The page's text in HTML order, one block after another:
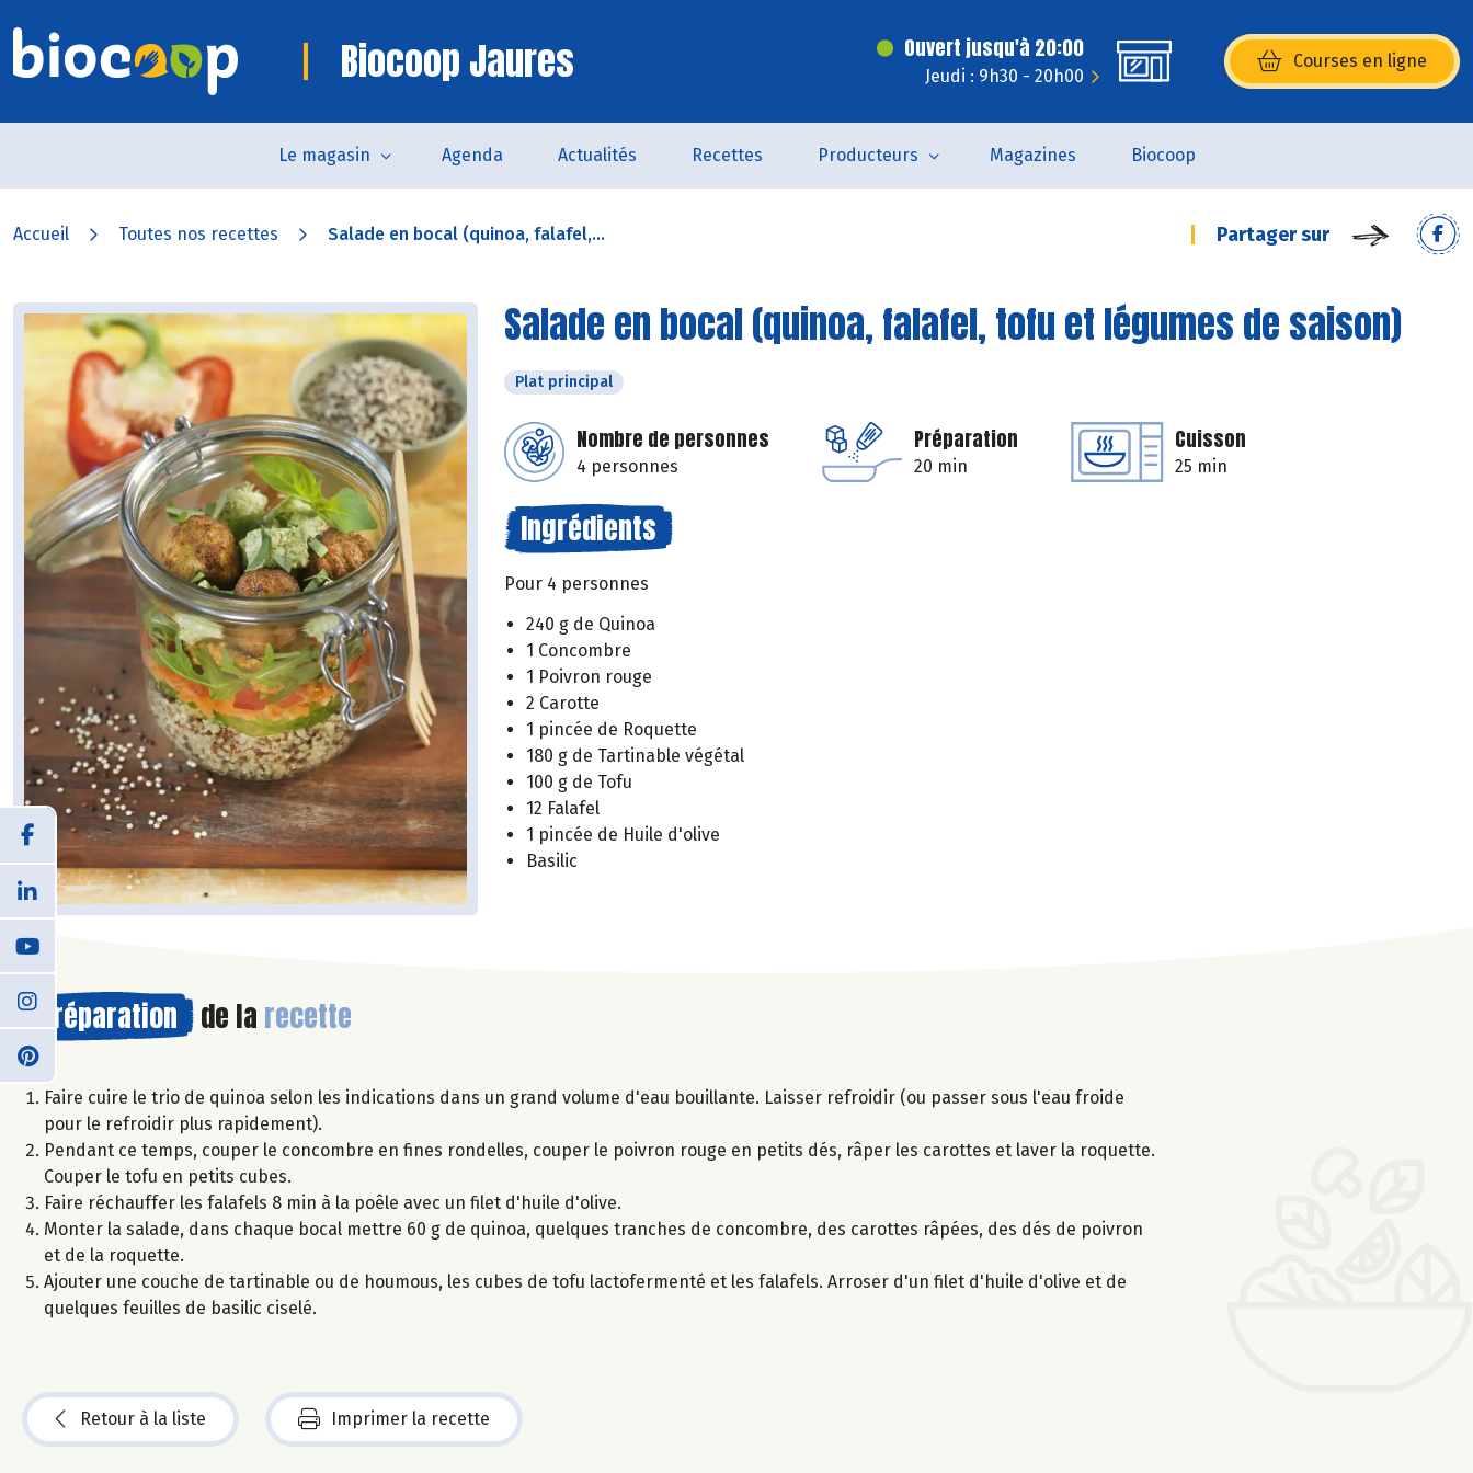
Biocoop Jaures Ouvert jusqu'à 20:00
Jeudi : 9h30 - 20h00
Courses en ligne
(s’ouvre dans une nouvelle
Le magasin Agenda Actualités Recettes Producteurs Magazines Biocoop
Accueil Toutes nos recettes Salade en bocal (quinoa, falafel,... Partager sur
Salade en bocal (quinoa, falafel, tofu et légumes de saison)
Plat principal
Nombre de personnes
4 personnes
Préparation
20 min
Cuisson
25 min
Ingrédients
Pour 4 personnes
240 g de Quinoa
1 Concombre
1 Poivron rouge
2 Carotte
1 pincée de Roquette
180 g de Tartinable végétal
100 g de Tofu
12 Falafel
1 pincée de Huile d'olive
Basilic
Préparation de la recette
Faire cuire le trio de quinoa selon les indications dans un grand volume d'eau bouillante. Laisser refroidir (ou passer sous l'eau froide
pour le refroidir plus rapidement).
Pendant ce temps, couper le concombre en fines rondelles, couper le poivron rouge en petits dés, râper les carottes et laver la roquette.
Couper le tofu en petits cubes.
Faire réchauffer les falafels 8 min à la poêle avec un filet d'huile d'olive.
Monter la salade, dans chaque bocal mettre 60 g de quinoa, quelques tranches de concombre, des carottes râpées, des dés de poivron
et de la roquette.
Ajouter une couche de tartinable ou de houmous, les cubes de tofu lactofermenté et les falafels. Arroser d'un filet d'huile d'olive et de
quelques feuilles de basilic ciselé.
Retour à la liste Imprimer la recette